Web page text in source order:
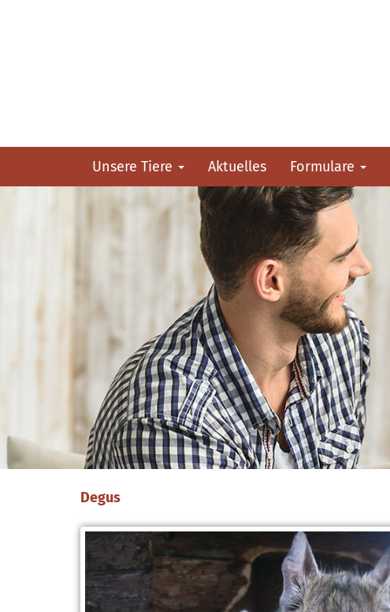
Unsere Tiere Aktuelles Formulare
Degus